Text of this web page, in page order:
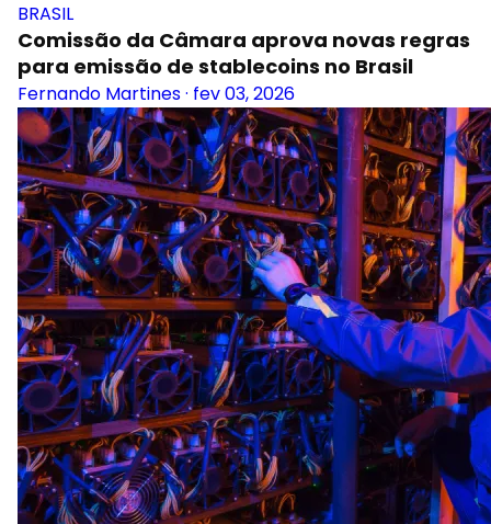
BRASIL
Comissão da Câmara aprova novas regras
para emissão de stablecoins no Brasil
Fernando Martines· fev 03, 2026